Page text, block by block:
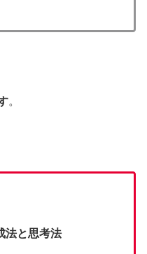
。
法と思考法